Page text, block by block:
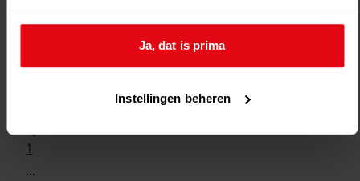
Ja, dat is prima
Instellingen beheren
1
...